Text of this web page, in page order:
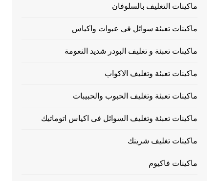
ماكينات التغليف بالسلوفان
ماكينات تعبئة سوائل فى عبوات واكياس
ماكينات تعبئة و تغليف البودر شديد النعومة
ماكينات تعبئة وتغليف الاكواب
ماكينات تعبئة وتغليف الحبوب والحبيبات
ماكينات تعبئة وتغليف السوائل فى اكياس اتوماتيك
ماكينات تغليف شرينك
ماكينات فاكيوم